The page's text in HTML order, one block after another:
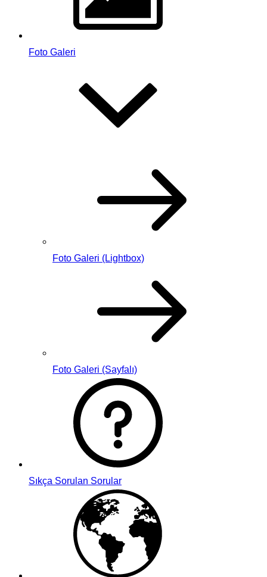
Foto Galeri
Foto Galeri (Lightbox)
Foto Galeri (Sayfalı)
Sıkça Sorulan Sorular